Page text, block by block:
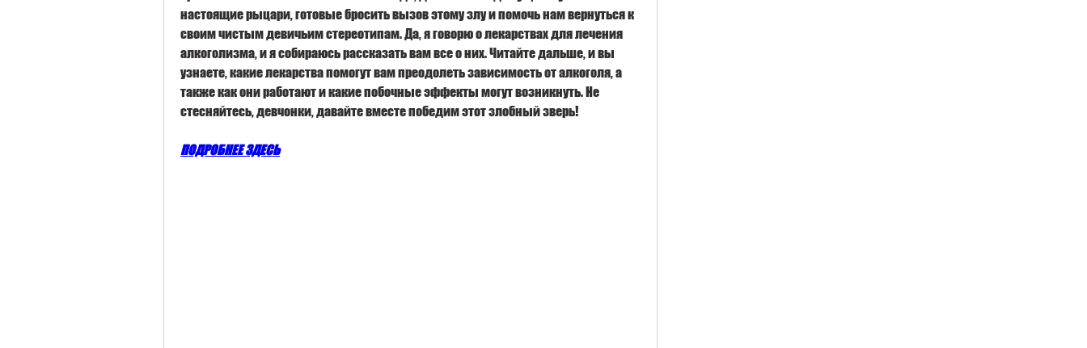
настоящие рыцари, готовые бросить вызов этому злу и помочь нам вернуться к
своим чистым девичьим стереотипам. Да, я говорю о лекарствах для лечения
алкоголизма, и я собираюсь рассказать вам все о них. Читайте дальше, и вы
узнаете, какие лекарства помогут вам преодолеть зависимость от алкоголя, а
также как они работают и какие побочные эффекты могут возникнуть. Не
стесняйтесь, девчонки, давайте вместе победим этот злобный зверь!
ПОДРОБНЕЕ ЗДЕСЬ